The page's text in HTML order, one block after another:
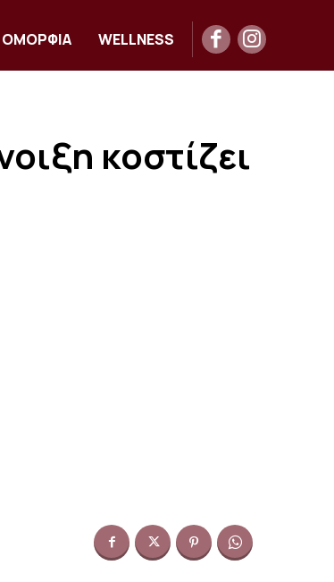
ΟΜΟΡΦΙΑ WELLNESS
κοστίζει